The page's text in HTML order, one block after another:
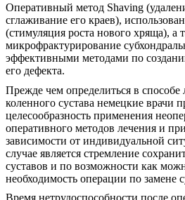
Оперативный метод Shaving
сглаживание его краев),
(стимуляция роста нового хряща), а
микрофрактурирование
эффективными методами по
его дефекта.
Прежде чем определиться в способе
коленного сустава немецкие врачи
целесообразность применения
оперативного методов лечения и
зависимости от индивидуальной
случае является стремление
суставов и по возможности как
необходимость операции по замене
Время нетрудоспособности после